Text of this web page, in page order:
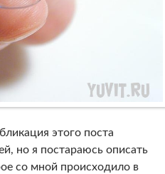
этого поста
но я постараюсь описать
со мной происходило в